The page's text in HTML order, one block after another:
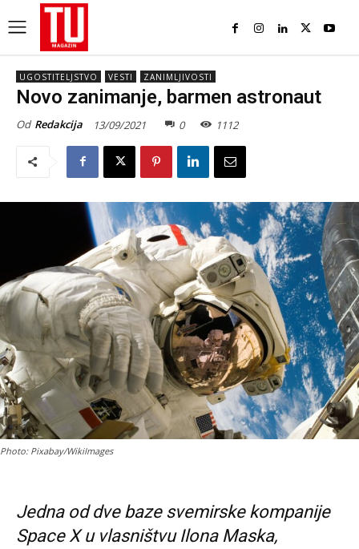
UGOSTITELJSTVO VESTI ZANIMLJIVOSTI
Novo zanimanje, barmen astronaut
Od Redakcija 13/09/2021 0 1112
Photo: Pixabay/WikiImages
Jedna od dve baze svemirske kompanije
Space X u vlasništvu Ilona Maska,